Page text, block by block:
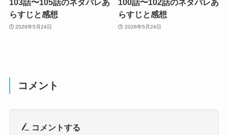
103話〜105話のネタバレあ
らすじと感想
2026年5月24日
100話〜102話のネタバレあ
らすじと感想
2026年5月24日
コメント
コメントする